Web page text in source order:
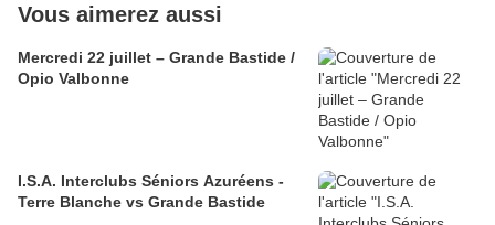
Vous aimerez aussi
Mercredi 22 juillet – Grande Bastide /
Opio Valbonne
I.S.A. Interclubs Séniors Azuréens -
Terre Blanche vs Grande Bastide